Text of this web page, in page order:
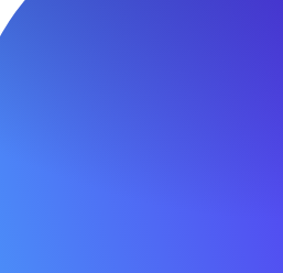
Так я смогу быстрее